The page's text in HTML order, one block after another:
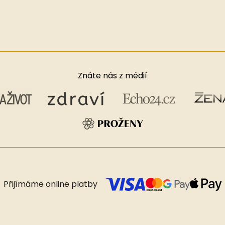
Znáte nás z médií
Přijímáme online platby